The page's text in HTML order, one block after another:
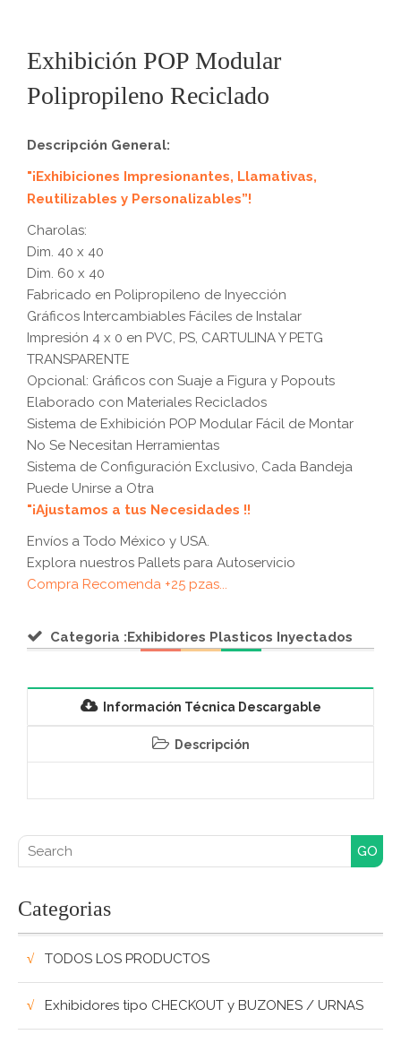
Exhibición POP Modular
Polipropileno Reciclado
Descripción General:
"¡Exhibiciones Impresionantes, Llamativas,
Reutilizables y Personalizables”!
Charolas:
Dim. 40 x 40
Dim. 60 x 40
Fabricado en Polipropileno de Inyección
Gráficos Intercambiables Fáciles de Instalar
Impresión 4 x 0 en PVC, PS, CARTULINA Y PETG
TRANSPARENTE
Opcional: Gráficos con Suaje a Figura y Popouts
Elaborado con Materiales Reciclados
Sistema de Exhibición POP Modular Fácil de Montar
No Se Necesitan Herramientas
Sistema de Configuración Exclusivo, Cada Bandeja
Puede Unirse a Otra
"¡Ajustamos a tus Necesidades !!
Envíos a Todo México y USA.
Explora nuestros Pallets para Autoservicio
Compra Recomenda +25 pzas...
Categoria :Exhibidores Plasticos Inyectados
Información Técnica Descargable
Descripción
Search for:
Categorias
TODOS LOS PRODUCTOS
Exhibidores tipo CHECKOUT y BUZONES / URNAS